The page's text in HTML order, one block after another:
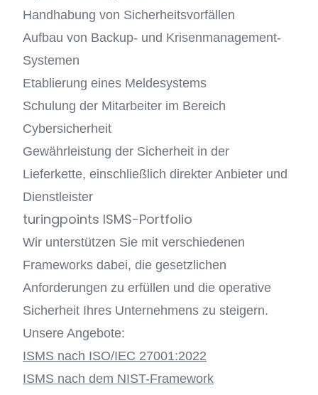
Handhabung von Sicherheitsvorfällen
Aufbau von Backup- und Krisenmanagement-
Systemen
Etablierung eines Meldesystems
Schulung der Mitarbeiter im Bereich
Cybersicherheit
Gewährleistung der Sicherheit in der
Lieferkette, einschließlich direkter Anbieter und
Dienstleister
turingpoints ISMS-Portfolio
Wir unterstützen Sie mit verschiedenen
Frameworks dabei, die gesetzlichen
Anforderungen zu erfüllen und die operative
Sicherheit Ihres Unternehmens zu steigern.
Unsere Angebote:
ISMS nach ISO/IEC 27001:2022
ISMS nach dem NIST-Framework